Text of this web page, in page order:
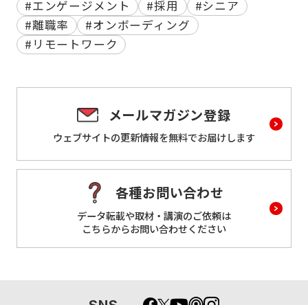
#エンゲージメント
#採用
#シニア
#離職率
#オンボーディング
#リモートワーク
メールマガジン登録
ウェブサイトの更新情報を無料でお届けします
各種お問い合わせ
データ転載や取材・講演のご依頼は
こちらからお問い合わせください